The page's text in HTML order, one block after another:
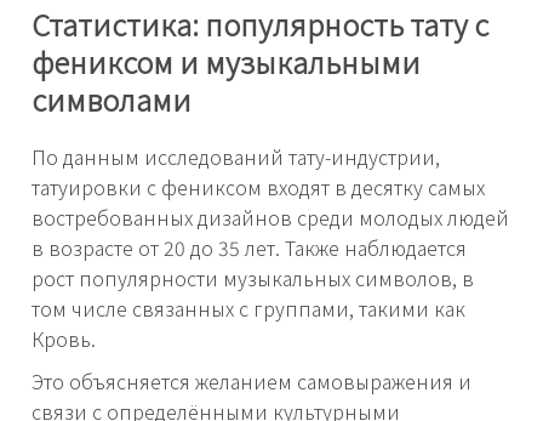
Статистика: популярность тату с
фениксом и музыкальными
символами
По данным исследований тату-индустрии,
татуировки с фениксом входят в десятку самых
востребованных дизайнов среди молодых людей
в возрасте от 20 до 35 лет. Также наблюдается
рост популярности музыкальных символов, в
том числе связанных с группами, такими как
Кровь.
Это объясняется желанием самовыражения и
связи с определёнными культурными